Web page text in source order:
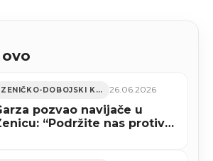
ZENIČKO-DOBOJSKI KANTON 26.06.2026
pozvao navijače u
“Podržite nas protiv